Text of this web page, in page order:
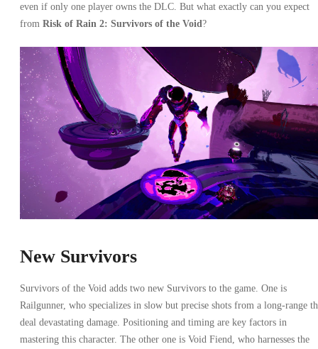
even if only one player owns the DLC. But what exactly can you expect
from Risk of Rain 2: Survivors of the Void?
New Survivors
Survivors of the Void adds two new Survivors to the game. One is
Railgunner, who specializes in slow but precise shots from a long-range
deal devastating damage. Positioning and timing are key factors in
mastering this character. The other one is Void Fiend, who harnesses the